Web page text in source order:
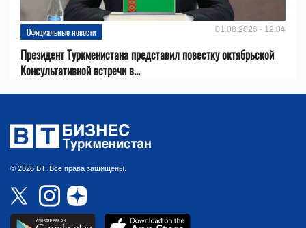
Официальные новости 01.08.2026 - 12:04
Президент Туркменистана представил повестку октябрьской
Консультативной встречи в...
© 2026 БТ. Все права защищены.